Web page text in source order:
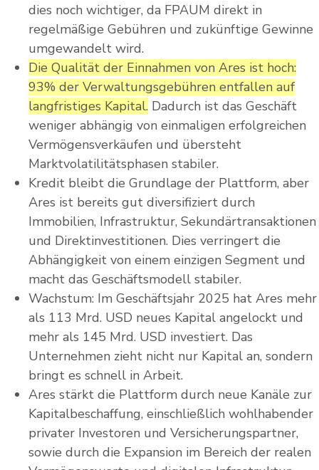
dies noch wichtiger, da FPAUM direkt in
regelmäßige Gebühren und zukünftige Gewinne
umgewandelt wird.
Die Qualität der Einnahmen von Ares ist hoch:
93% der Verwaltungsgebühren entfallen auf
langfristiges Kapital. Dadurch ist das Geschäft
weniger abhängig von einmaligen erfolgreichen
Vermögensverkäufen und übersteht
Marktvolatilitätsphasen stabiler.
Kredit bleibt die Grundlage der Plattform, aber
Ares ist bereits gut diversifiziert durch
Immobilien, Infrastruktur, Sekundärtransaktionen
und Direktinvestitionen. Dies verringert die
Abhängigkeit von einem einzigen Segment und
macht das Geschäftsmodell stabiler.
Wachstum: Im Geschäftsjahr 2025 hat Ares mehr
als 113 Mrd. USD neues Kapital angelockt und
mehr als 145 Mrd. USD investiert. Das
Unternehmen zieht nicht nur Kapital an, sondern
bringt es schnell in Arbeit.
Ares stärkt die Plattform durch neue Kanäle zur
Kapitalbeschaffung, einschließlich wohlhabender
privater Investoren und Versicherungspartner,
sowie durch die Expansion im Bereich der realen